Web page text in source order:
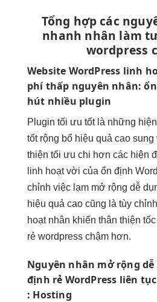
Tổng hợp các
nhanh nhân làm
wordpress
Website WordPress linh
phí thấp nguyên nhân:
hút nhiều plugin
Plugin tối ưu tốtlà những
tốtrộng bổ hiệu quả cao sung
thiện tối ưu chi hơn các hiện
linh hoạtvời của ổn định
chỉnh việc lạm mở rộng dễ
hiệu quả cao cũng là tùy chỉnh
hoạtnhân khiến thân thiện
rẻ wordpress chậm hơn.
Nguyên nhân mở rộng dễ
định rẻ WordPress liên tục
: Hosting